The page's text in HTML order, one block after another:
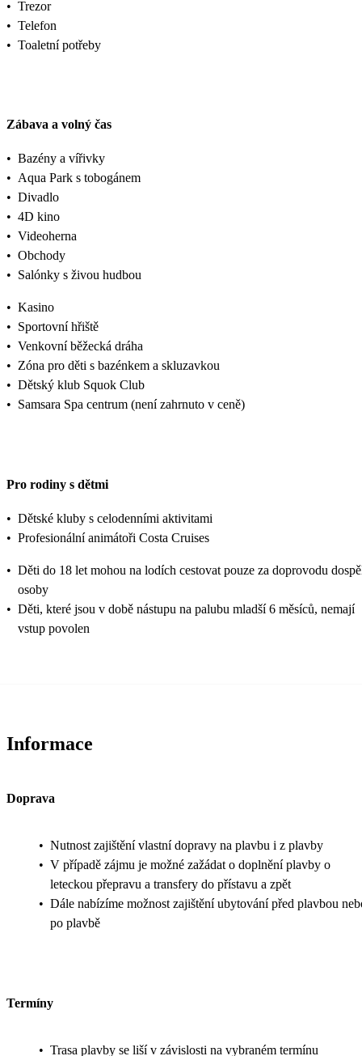
• Trezor
• Telefon
• Toaletní potřeby
Zábava a volný čas
• Bazény a vířivky
• Aqua Park s tobogánem
• Divadlo
• 4D kino
• Videoherna
• Obchody
• Salónky s živou hudbou
• Kasino
• Sportovní hřiště
• Venkovní běžecká dráha
• Zóna pro děti s bazénkem a skluzavkou
• Dětský klub Squok Club
• Samsara Spa centrum (není zahrnuto v ceně)
Pro rodiny s dětmi
• Dětské kluby s celodenními aktivitami
• Profesionální animátoři Costa Cruises
• Děti do 18 let mohou na lodích cestovat pouze za doprovodu
osoby
• Děti, které jsou v době nástupu na palubu mladší 6 měsíců, nemají
vstup povolen
Informace
Doprava
• Nutnost zajištění vlastní dopravy na plavbu i z plavby
• V případě zájmu je možné zažádat o doplnění plavby o
leteckou přepravu a transfery do přístavu a zpět
• Dále nabízíme možnost zajištění ubytování před plavbou
po plavbě
Termíny
• Trasa plavby se liší v závislosti na vybraném termínu